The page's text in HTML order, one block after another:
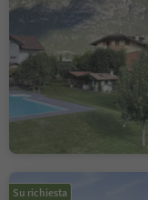
Su richiesta